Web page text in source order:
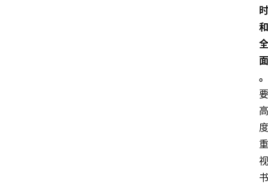
时
和
全
面
。
要
高
度
重
视
书